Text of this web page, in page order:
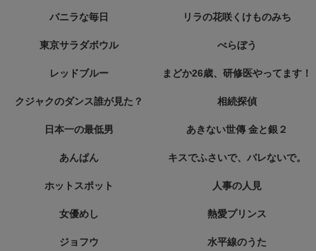
バニラな毎日 リラの花咲くけものみち
東京サラダボウル べらぼう
レッドブルー まどか26歳、研修医やってます！
クジャクのダンス誰が見た？ 相続探偵
日本一の最低男 あきない世傳 金と銀２
あんぱん キスでふさいで、バレないで。
ホットスポット 人事の人見
女優めし 熱愛プリンス
ジョフウ 水平線のうた